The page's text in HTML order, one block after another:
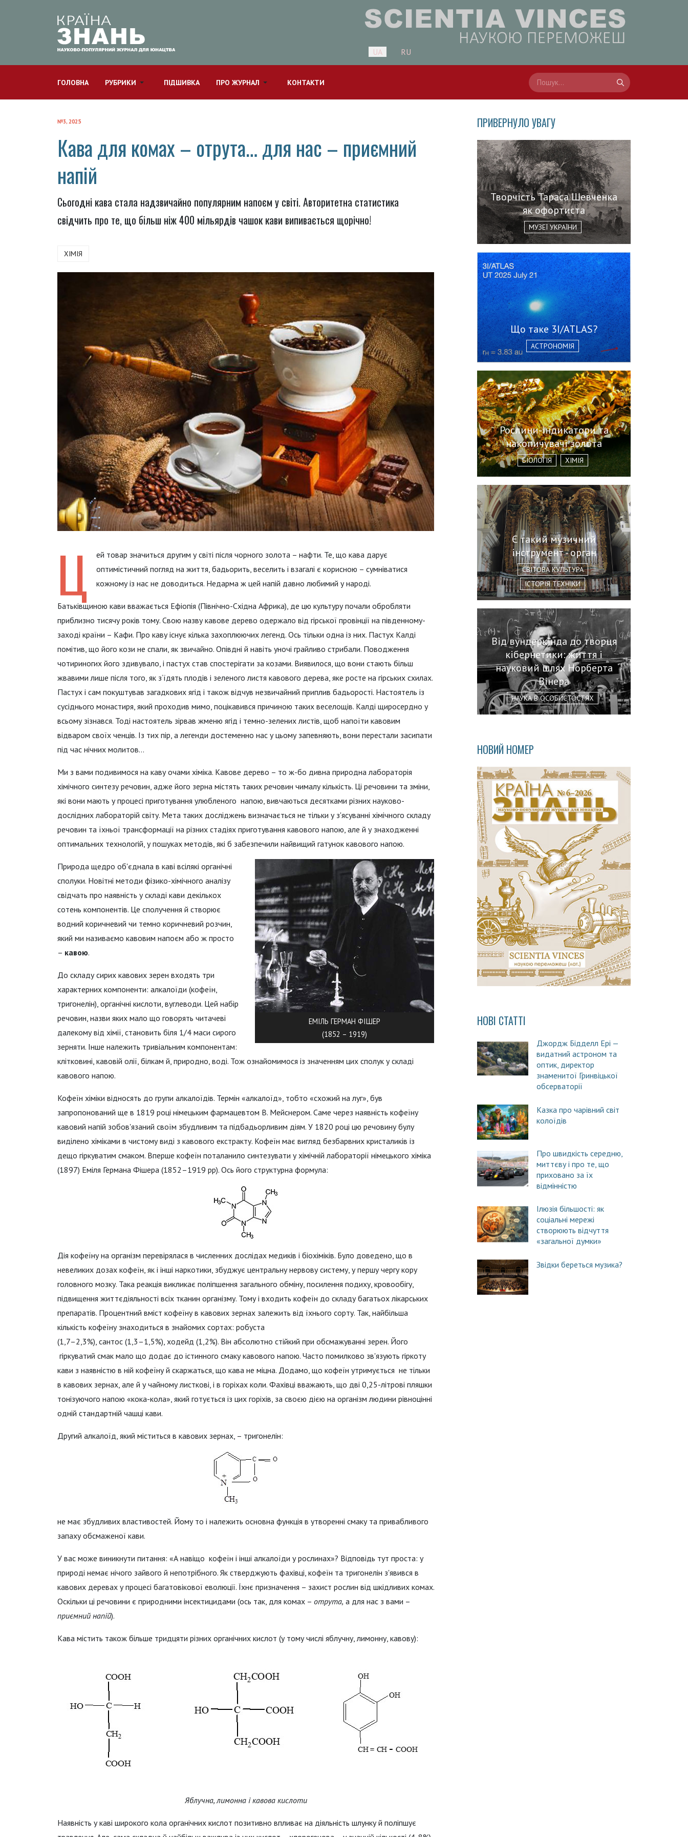
Оберіть свою мову
UA RU
ГОЛОВНА РУБРИКИ ПІДШИВКА ПРО ЖУРНАЛ КОНТАКТИ
№3, 2025
Кава для комах – отрута… для нас – приємний
напій
Сьогодні кава стала надзвичайно популярним напоєм у світі. Авторитетна статистика
свідчить про те, що більш ніж 400 мільярдів чашок кави випивається щорічно!
ХІМІЯ
Ц
ей товар значиться другим у світі після чорного золота – нафти. Те, що кава дарує
оптимістичний погляд на життя, бадьорить, веселить і взагалі є корисною – сумніватися
кожному із нас не доводиться. Недарма ж цей напій давно любимий у народі.
Батьківщиною кави вважається Ефіопія (Північно-Східна Африка), де цю культуру почали обробляти
приблизно тисячу років тому. Свою назву кавове дерево одержало від гірської провінції на південному-
заході країни – Кафи. Про каву існує кілька захоплюючих легенд. Ось тільки одна із них. Пастух Калді
помітив, що його кози не спали, як звичайно. Опівдні й навіть уночі грайливо стрибали. Поводження
чотириногих його здивувало, і пастух став спостерігати за козами. Виявилося, що вони стають більш
жвавими лише після того, як з‘їдять плодів і зеленого листя кавового дерева, яке росте на гірських схилах.
Пастух і сам покуштував загадкових ягід і також відчув незвичайний приплив бадьорості. Настоятель із
сусіднього монастиря, який проходив мимо, поцікавився причиною таких веселощів. Калді щиросердно у
всьому зізнався. Тоді настоятель зірвав жменю ягід і темно-зелених листів, щоб напоїти кавовим
відваром своїх ченців. Із тих пір, а легенди достеменно нас у цьому запевняють, вони перестали засипати
під час нічних молитов…
Ми з вами подивимося на каву очами хіміка. Кавове дерево – то ж-бо дивна природна лабораторія
хімічного синтезу речовин, адже його зерна містять таких речовин чималу кількість. Ці речовини та зміни,
які вони мають у процесі приготування улюбленого напою, вивчаються десятками різних науково-
дослідних лабораторій світу. Мета таких досліджень визначається не тільки у з'ясуванні хімічного складу
речовин та їхньої трансформації на різних стадіях приготування кавового напою, але й у знаходженні
оптимальних технологій, у пошуках методів, які б забезпечили найвищий гатунок кавового напою.
ЕМІЛЬ ГЕРМАН ФІШЕР
(1852 – 1919)
Природа щедро об'єднала в каві всілякі органічні
сполуки. Новітні методи фізико-хімічного аналізу
свідчать про наявність у складі кави декількох
сотень компонентів. Це сполучення й створює
водний коричневий чи темно коричневий розчин,
який ми називаємо кавовим напоєм або ж просто
– кавою.
До складу сирих кавових зерен входять три
характерних компоненти: алкалоїди (кофеїн,
тригонелін), органічні кислоти, вуглеводи. Цей набір
речовин, назви яких мало що говорять читачеві
далекому від хімії, становить біля 1/4 маси сирого
зерняти. Інше належить тривіальним компонентам:
клітковині, кавовій олії, білкам й, природно, воді. Тож ознайомимося із значенням цих сполук у складі
кавового напою.
Кофеїн хіміки відносять до групи алкалоїдів. Термін «алкалоїд», тобто «схожий на луг», був
запропонований ще в 1819 році німецьким фармацевтом В. Мейснером. Саме через наявність кофеїну
кавовий напій зобов'язаний своїм збудливим та підбадьорливим діям. У 1820 році цю речовину булу
виділено хіміками в чистому виді з кавового екстракту. Кофеїн має вигляд безбарвних кристаликів із
дещо гіркуватим смаком. Вперше кофеїн поталанило синтезувати у хімічній лабораторії німецького хіміка
(1897) Еміля Германа Фішера (1852–1919 рр). Ось його структурна формула:
Дія кофеїну на організм перевірялася в численних дослідах медиків і біохіміків. Було доведено, що в
невеликих дозах кофеїн, як і інші наркотики, збуджує центральну нервову систему, у першу чергу кору
головного мозку. Така реакція викликає поліпшення загального обміну, посилення подиху, кровообігу,
підвищення життєдіяльності всіх тканин організму. Тому і входить кофеїн до складу багатьох лікарських
препаратів. Процентний вміст кофеїну в кавових зернах залежить від їхнього сорту. Так, найбільша
кількість кофеїну знаходиться в знайомих сортах: робуста
(1,7–2,3%), сантос (1,3–1,5%), ходейд (1,2%). Він абсолютно стійкий при обсмажуванні зерен. Його
гіркуватий смак мало що додає до істинного смаку кавового напою. Часто помилково зв'язують гіркоту
кави з наявністю в ній кофеїну й скаржаться, що кава не міцна. Додамо, що кофеїн утримується не тільки
в кавових зернах, але й у чайному листкові, і в горіхах коли. Фахівці вважають, що дві 0,25-літрові пляшки
тонізуючого напою «кока-кола», який готується із цих горіхів, за своєю дією на організм людини рівноцінні
одній стандартній чашці кави.
Другий алкалоїд, який міститься в кавових зернах, – тригонелін:
не має збудливих властивостей. Йому то і належить основна функція в утворенні смаку та привабливого
запаху обсмаженої кави.
У вас може виникнути питання: «А навіщо кофеїн і інші алкалоїди у рослинах»? Відповідь тут проста: у
природі немає нічого зайвого й непотрібного. Як стверджують фахівці, кофеїн та тригонелін з'явився в
кавових деревах у процесі багатовікової еволюції. Їхнє призначення – захист рослин від шкідливих комах.
Оскільки ці речовини є природними інсектицидами (ось так, для комах – отрута, а для нас з вами –
приємний напій).
Кава містить також більше тридцяти різних органічних кислот (у тому числі яблучну, лимонну, кавову):
Яблучна, лимонна і кавова кислоти
Наявність у каві широкого кола органічних кислот позитивно впливає на діяльність шлунку й поліпшує
ПРИВЕРНУЛО УВАГУ
Творчість Тараса Шевченка
як офортиста
МУЗЕЇ УКРАЇНИ
Що таке 3I/ATLAS?
АСТРОНОМІЯ
Рослини-індикатори та
накопичувачі золота
БІОЛОГІЯ ХІМІЯ
Є такий музичний
інструмент - орган
СВІТОВА КУЛЬТУРА
ІСТОРІЯ ТЕХНІКИ
Від вундеркінда до творця
кібернетики: життя і
науковий шлях Норберта
Вінера
НАУКА В ОСОБИСТОСТЯХ
НОВИЙ НОМЕР
НОВІ СТАТТІ
Джордж Бідделл Ері —
видатний астроном та
оптик, директор
знаменитої Гринвіцької
обсерваторії
Казка про чарівний світ
колоїдів
Про швидкість середню,
миттєву і про те, що
приховано за їх
відмінністю
Ілюзія більшості: як
соціальні мережі
створюють відчуття
«загальної думки»
Звідки береться музика?